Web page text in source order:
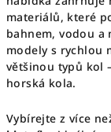
materiálů, které
bahnem, vodou a
modely s rychlou
většinou typů kol
horská kola.
Vybírejte z více